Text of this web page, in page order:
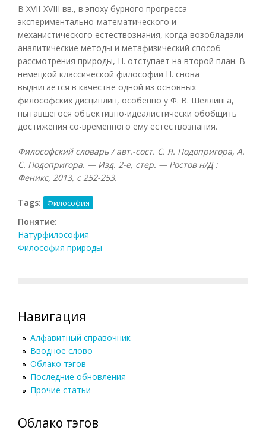
В XVII-XVIII вв., в эпоху бурного прогресса
экспериментально-математического и
механистического естествознания, когда возобладали
аналитические методы и метафизический способ
рассмотрения природы, Н. отступает на второй план. В
немецкой классической философии Н. снова
выдвигается в качестве одной из основных
философских дисциплин, особенно у Ф. В. Шеллинга,
пытавшегося объективно-идеалистически обобщить
достижения со-временного ему естествознания.
Философский словарь / авт.-сост. С. Я. Подопригора, А.
С. Подопригора. — Изд. 2-е, стер. — Ростов н/Д :
Феникс, 2013, с 252-253.
Tags: Философия
Понятие:
Натурфилософия
Философия природы
Навигация
Алфавитный справочник
Вводное слово
Облако тэгов
Последние обновления
Прочие статьи
Облако тэгов